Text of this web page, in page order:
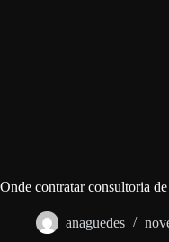
Onde contratar consultoria
anaguedes